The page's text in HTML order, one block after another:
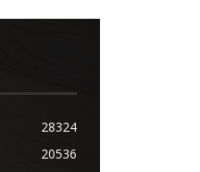
28324
20536